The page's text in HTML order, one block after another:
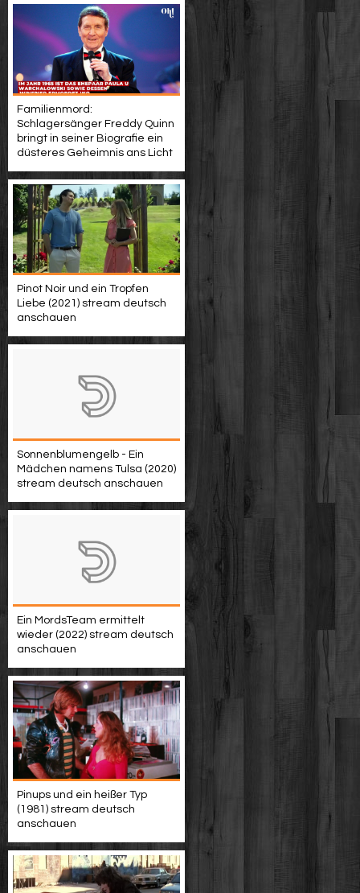
Familienmord:
Schlagersänger Freddy Quinn
bringt in seiner Biografie ein
düsteres Geheimnis ans Licht
Pinot Noir und ein Tropfen
Liebe (2021) stream deutsch
anschauen
Sonnenblumengelb - Ein
Mädchen namens Tulsa (2020)
stream deutsch anschauen
Ein MordsTeam ermittelt
wieder (2022) stream deutsch
anschauen
Pinups und ein heißer Typ
(1981) stream deutsch
anschauen